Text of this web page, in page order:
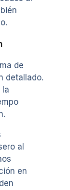
de
detallado.
la
al
en